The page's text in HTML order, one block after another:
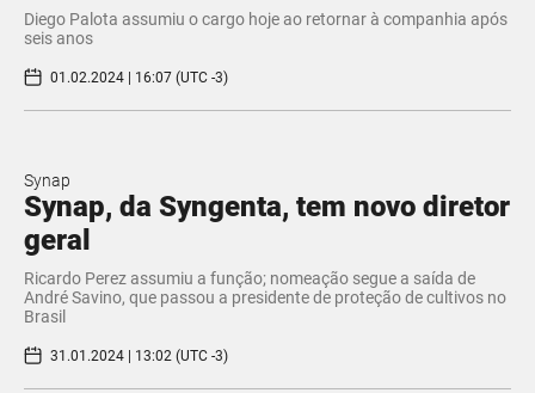
Diego Palota assumiu o cargo hoje ao retornar à companhia após
seis anos
01.02.2024 | 16:07 (UTC -3)
Synap
Synap, da Syngenta, tem novo diretor
geral
Ricardo Perez assumiu a função; nomeação segue a saída de
André Savino, que passou a presidente de proteção de cultivos no
Brasil
31.01.2024 | 13:02 (UTC -3)